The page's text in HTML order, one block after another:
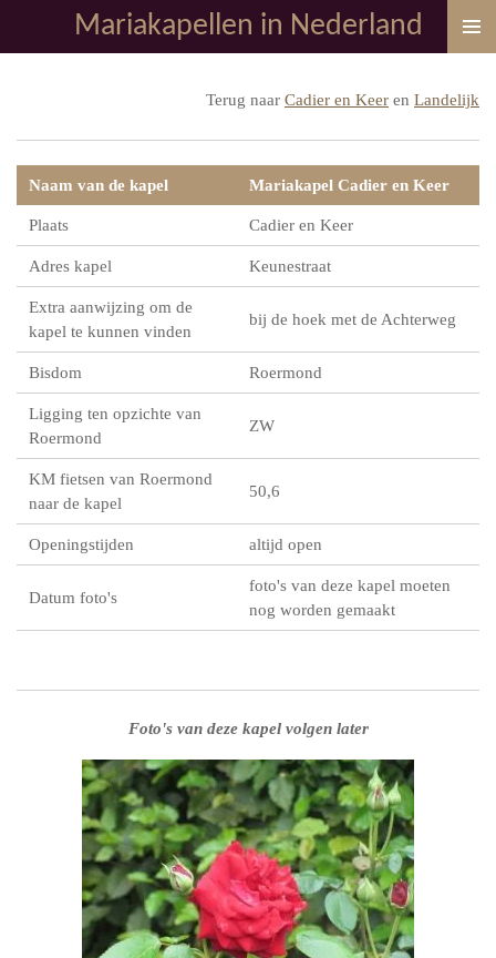
direct
Mariakapellen in Nederland
Terug naar Cadier en Keer en Landelijk
Naam van de kapel Mariakapel Cadier en Keer
Plaats Cadier en Keer
Adres kapel Keunestraat
Extra aanwijzing om de
kapel te kunnen vinden
bij de hoek met de Achterweg
Bisdom Roermond
Ligging ten opzichte van
Roermond
ZW
KM fietsen van Roermond
naar de kapel
50,6
Openingstijden altijd open
Datum foto's
foto's van deze kapel moeten
nog worden gemaakt
Foto's van deze kapel volgen later